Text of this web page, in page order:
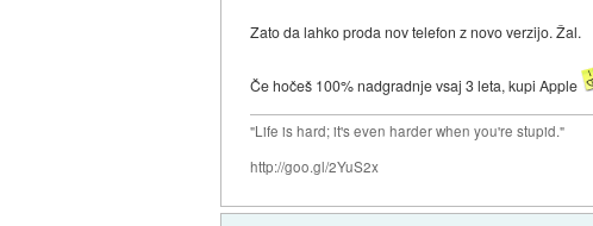
Zato da lahko proda nov telefon z novo verzijo. Žal.
Če hočeš 100% nadgradnje vsaj 3 leta, kupi Apple
"Life is hard; it's even harder when you're stupid."
http://goo.gl/2YuS2x